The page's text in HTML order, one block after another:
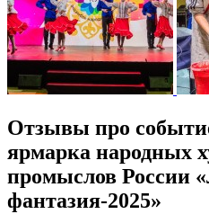
Отзывы про
ярмарка народных
промыслов России
фантазия-2025»